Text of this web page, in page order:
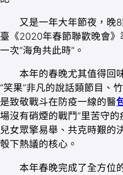
又是一年大年節夜，晚8
臺《2020年春節聯歡晚會
一次“海角共此時”。
本年的春晚尤其值得回味
“笑果”非凡的說話類節目、
是致敬戰斗在防疫一線的醫
場沒有硝煙的戰鬥”里苦守
兒女眾擎易舉、共克時艱的
彀下熱議的核心。
本年春晚完成了全方位